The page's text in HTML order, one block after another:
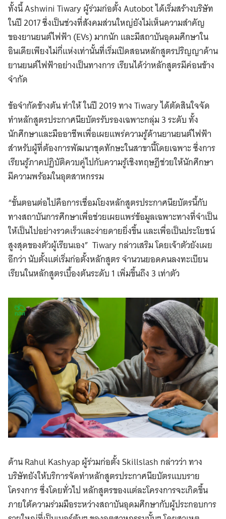
ทั้งนี้ Ashwini Tiwary ผู้ร่วมก่อตั้ง Autobot ได้เริ่มสร้างบริษัท
ในปี 2017 ซึ่งเป็นช่วงที่สังคมส่วนใหญ่ยังไม่เห็นความสำคัญ
ของยานยนต์ไฟฟ้า (EVs) มากนัก และมีสถาบันอุดมศึกษาใน
อินเดียเพียงไม่กี่แห่งเท่านั้นที่เริ่มเปิดสอนหลักสูตรปริญญาด้าน
ยานยนต์ไฟฟ้าอย่างเป็นทางการ เรียนได้ว่าหลักสูตรมีค่อนข้าง
จำกัด
ข้อจำกัดข้างต้น ทำให้ ในปี 2019 ทาง Tiwary ได้ตัดสินใจจัด
ทำหลักสูตรประกาศนียบัตรรับรองเฉพาะกลุ่ม 3 ระดับ ทั้ง
นักศึกษาและมืออาชีพเพื่อเผยแพร่ความรู้ด้านยานยนต์ไฟฟ้า
สำหรับผู้ที่ต้องการพัฒนาชุดทักษะในสาขานี้โดยเฉพาะ ซึ่งการ
เรียนรู้ภาคปฏิบัติควบคู่ไปกับความรู้เชิงทฤษฎีช่วยให้นักศึกษา
มีความพร้อมในอุตสาหกรรม
“ขั้นตอนต่อไปคือการเชื่อมโยงหลักสูตรประกาศนียบัตรนี้กับ
ทางสถาบันการศึกษาเพื่อช่วยเผยแพร่ข้อมูลเฉพาะทางที่จำเป็น
ให้เป็นไปอย่างรวดเร็วและง่ายดายยิ่งขึ้น และเพื่อเป็นประโยชน์
สูงสุดของตัวผู้เรียนเอง” Tiwary กล่าวเสริม โดยเจ้าตัวยังเผย
อีกว่า นับตั้งแต่เริ่มก่อตั้งหลักสูตร จำนวนยอดคนลงทะเบียน
เรียนในหลักสูตรเบื้องต้นระดับ 1 เพิ่มขึ้นถึง 3 เท่าตัว
ด้าน Rahul Kashyap ผู้ร่วมก่อตั้ง Skillslash กล่าวว่า ทาง
บริษัทยังให้บริการจัดทำหลักสูตรประกาศนียบัตรแบบราย
โครงการ ซึ่งโดยทั่วไป หลักสูตรของแต่ละโครงการจะเกิดขึ้น
ภายใต้ความร่วมมือระหว่างสถาบันอุดมศึกษากับผู้ประกอบการ